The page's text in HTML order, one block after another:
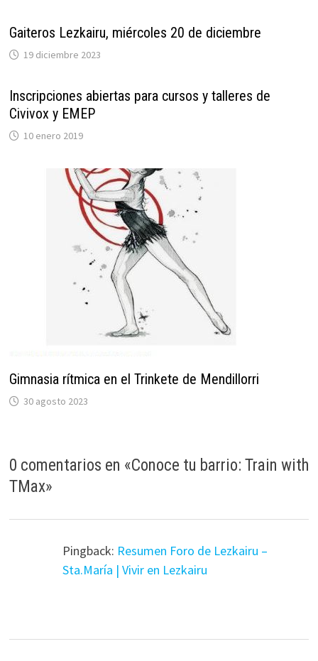
Gaiteros Lezkairu, miércoles 20 de diciembre
19 diciembre 2023
Inscripciones abiertas para cursos y talleres de
Civivox y EMEP
10 enero 2019
Gimnasia rítmica en el Trinkete de Mendillorri
30 agosto 2023
0 comentarios en «Conoce tu barrio: Train with
TMax»
Pingback: Resumen Foro de Lezkairu –
Sta.María | Vivir en Lezkairu